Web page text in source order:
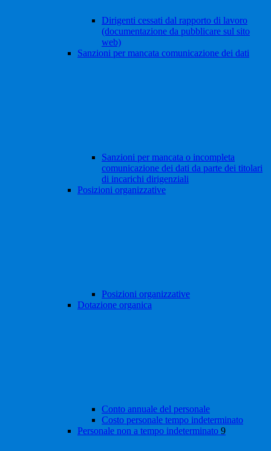
Dirigenti cessati dal rapporto di lavoro
(documentazione da pubblicare sul sito
web)
Sanzioni per mancata comunicazione dei dati
Sanzioni per mancata o incompleta
comunicazione dei dati da parte dei titolari
di incarichi dirigenziali
Posizioni organizzative
Posizioni organizzative
Dotazione organica
Conto annuale del personale
Costo personale tempo indeterminato
Personale non a tempo indeterminato 9